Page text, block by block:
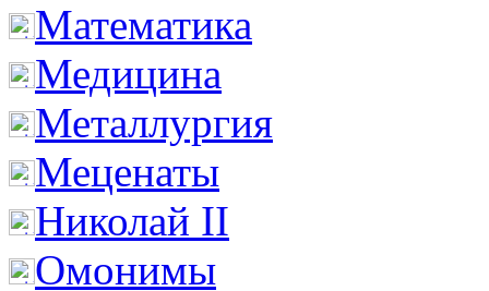
Математика
Медицина
Металлургия
Меценаты
Николай II
Омонимы